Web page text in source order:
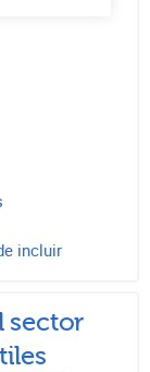
incluir
sector